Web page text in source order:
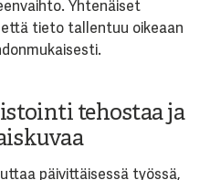
Yhtenäiset
tieto tallentuu oikeaan
tehostaa ja
päivittäisessä työssä,